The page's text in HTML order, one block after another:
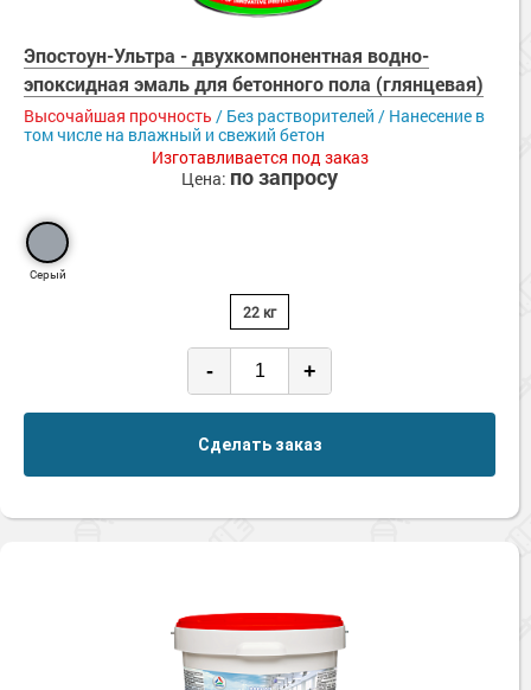
Эпостоун-Ультра - двухкомпонентная водно-
эпоксидная эмаль для бетонного пола (глянцевая)
Высочайшая прочность / Без растворителей / Нанесение в
том числе на влажный и свежий бетон
Изготавливается под заказ
Цена: по запросу
Серый
22 кг
- +
Сделать заказ